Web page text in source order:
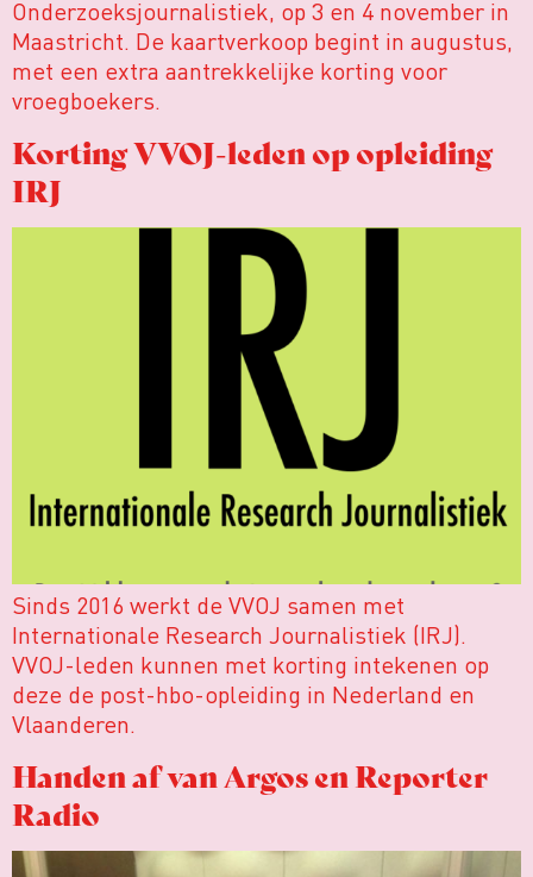
Onderzoeksjournalistiek, op 3 en 4 november in
Maastricht. De kaartverkoop begint in augustus,
met een extra aantrekkelijke korting voor
vroegboekers.
Korting VVOJ-leden op opleiding
IRJ
Sinds 2016 werkt de VVOJ samen met
Internationale Research Journalistiek (IRJ).
VVOJ-leden kunnen met korting intekenen op
deze de post-hbo-opleiding in Nederland en
Vlaanderen.
Handen af van Argos en Reporter
Radio